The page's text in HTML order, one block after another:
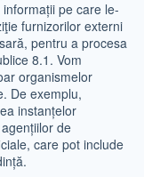
pe care le-
furnizorilor externi
pentru a procesa
8.1. Vom
organismelor
De exemplu,
instanțelor
de
care pot include